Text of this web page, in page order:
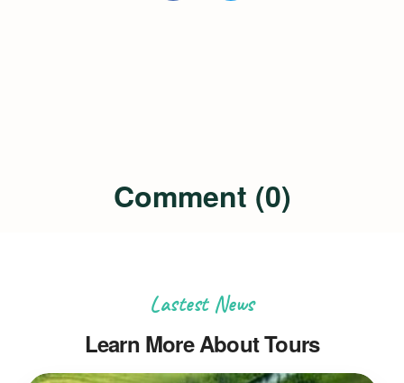
Comment (0)
Lastest News
Learn More About Tours